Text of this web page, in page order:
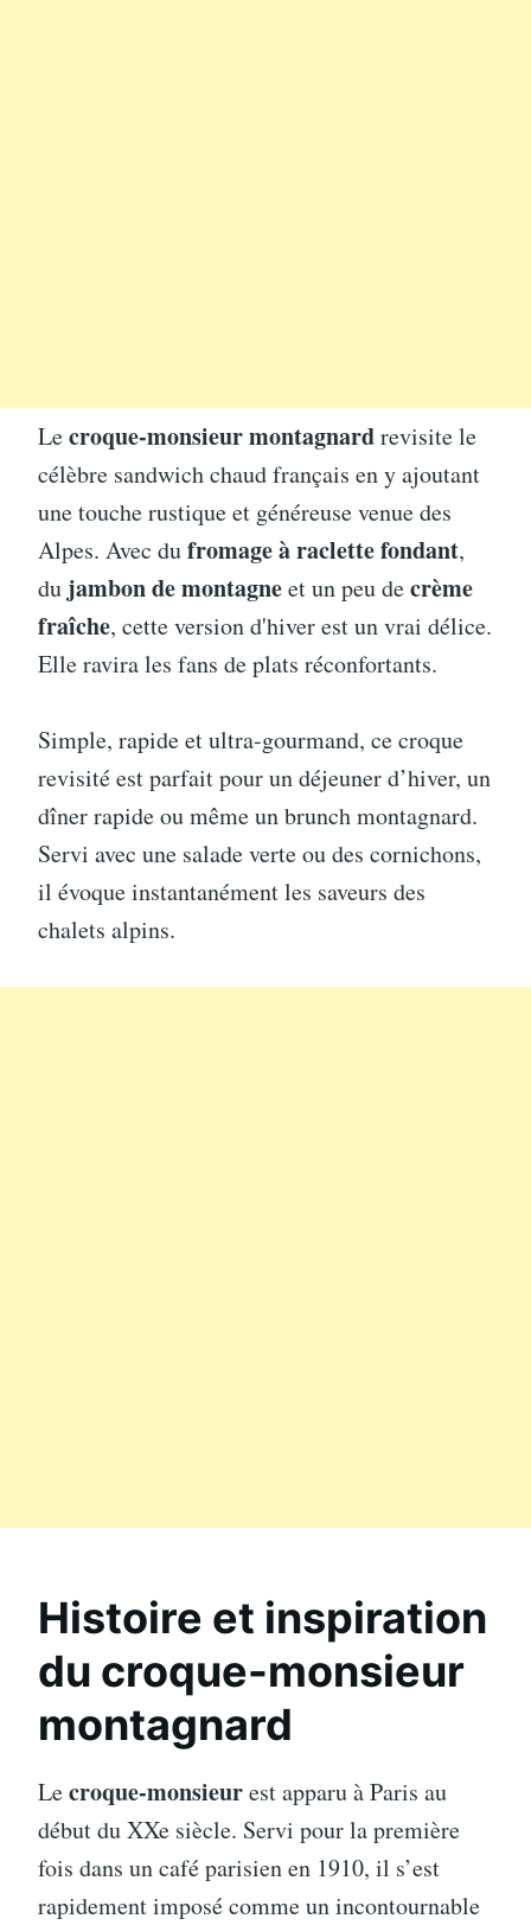
Lecroque-monsieur montagnardrevisite le
célèbre sandwich chaud français en y ajoutant
une touche rustique et généreuse venue des
Alpes. Avec dufromage à raclette fondant,
du jambon de montagneet un peu decrème
fraîche, cette version d'hiver est un vrai délice.
Elle ravira les fans de plats réconfortants.
Simple, rapide et ultra-gourmand, ce croque
revisité est parfait pour un déjeuner d’hiver, un
dîner rapide ou même un brunch montagnard.
Servi avec une salade verte ou des cornichons,
il évoque instantanément les saveurs des
chalets alpins.
Histoire et inspiration
du croque-monsieur
montagnard
Lecroque-monsieurest apparu à Paris au
début du XXe siècle. Servi pour la première
fois dans un café parisien en 1910, il s’est
rapidement imposé comme un incontournable